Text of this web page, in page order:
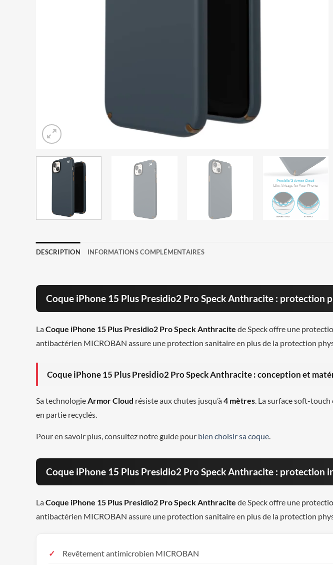
DESCRIPTION INFORMATIONS COMPLÉMENTAIRES
Coque iPhone 15 Plus Presidio2 Pro Speck Anthracite : protection
LaCoque iPhone 15 Plus Presidio2 Pro Speck Anthracite de Speck offre une
antibactérien MICROBAN assure une protection sanitaire en plus de la protection
Coque iPhone 15 Plus Presidio2 Pro Speck Anthracite : conception et
Sa technologieArmor Cloud résiste aux chutes jusqu’à4 mètres. La surface soft-
en partie recyclés.
Pour en savoir plus, consultez notre guide pour bien choisir sa coque.
Coque iPhone 15 Plus Presidio2 Pro Speck Anthracite : protection
LaCoque iPhone 15 Plus Presidio2 Pro Speck Anthracite de Speck offre une
antibactérien MICROBAN assure une protection sanitaire en plus de la protection
Revêtement antimicrobien MICROBAN